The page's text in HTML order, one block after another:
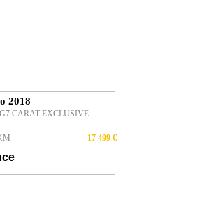
2018
CARAT EXCLUSIVE
17 499 €